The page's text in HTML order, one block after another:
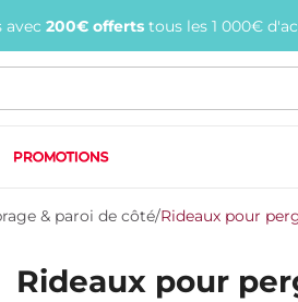
avec 200€ offerts tous les 1 000€
PROMOTIONS
& paroi de côté/Rideaux pour
Rideaux pour